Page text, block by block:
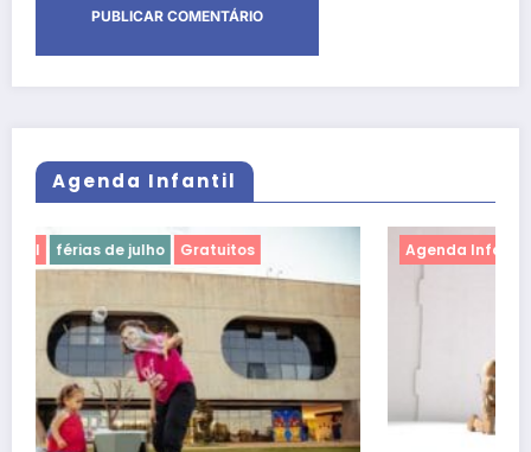
Agenda Infantil
Agenda Infantil férias de julho